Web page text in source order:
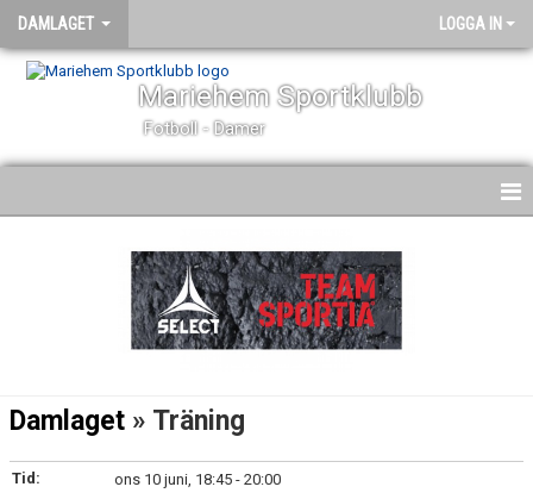
DAMLAGET LOGGA IN
Mariehem Sportklubb
Fotboll - Damer
Damlaget » Träning
Tid:
ons 10 juni, 18:45 - 20:00